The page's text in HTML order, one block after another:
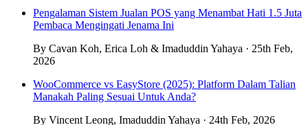
Pengalaman Sistem Jualan POS yang Menambat Hati 1.5 Juta
Pembaca Mengingati Jenama Ini
By Cavan Koh, Erica Loh & Imaduddin Yahaya · 25th Feb,
2026
WooCommerce vs EasyStore (2025): Platform Dalam Talian
Manakah Paling Sesuai Untuk Anda?
By Vincent Leong, Imaduddin Yahaya · 24th Feb, 2026